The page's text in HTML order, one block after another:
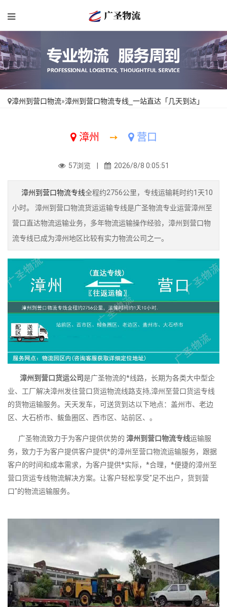
漳州到营口物流»漳州到营口物流专线_一站直达「几天到达」
漳州 ➙ 营口
57浏览 | 2026/8/8 0:05:51
漳州到营口物流专线全程约2756公里，专线运输耗时约1天10
小时。 漳州到营口物流货运运输专线是广圣物流专业运营漳州至
营口直达物流运输业务，多年物流运输操作经验，漳州到营口物
流专线已成为漳州地区比较有实力物流公司之一。
漳州到营口货运公司是广圣物流的*线路，长期为各类大中型企
业、工厂解决漳州发往营口货运物流线路支持,漳州至营口货运专线
的货物运输服务。天天发车，可送货到达以下地点：盖州市、老边
区、大石桥市、鲅鱼圈区、西市区、站前区、。
广圣物流致力于为客户提供优势的 漳州到营口物流专线运输服
务，致力于为客户提供客户提供*的漳州至营口物流运输服务，跟据
客户的时间和成本需求，为客户提供*实际，*合理，*便捷的漳州至
营口货运专线物流解决方案。让客户轻松享受"足不出户，货到营
口"的物流运输服务。